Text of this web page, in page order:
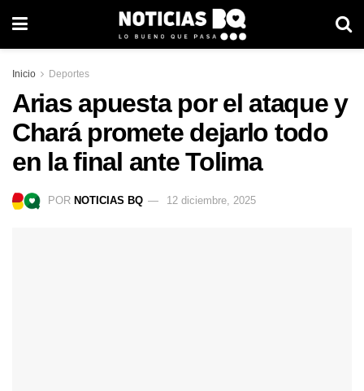
Inicio Deportes
Arias apuesta por el ataque y
Chará promete dejarlo todo
en la final ante Tolima
POR NOTICIAS BQ 12 diciembre, 2025